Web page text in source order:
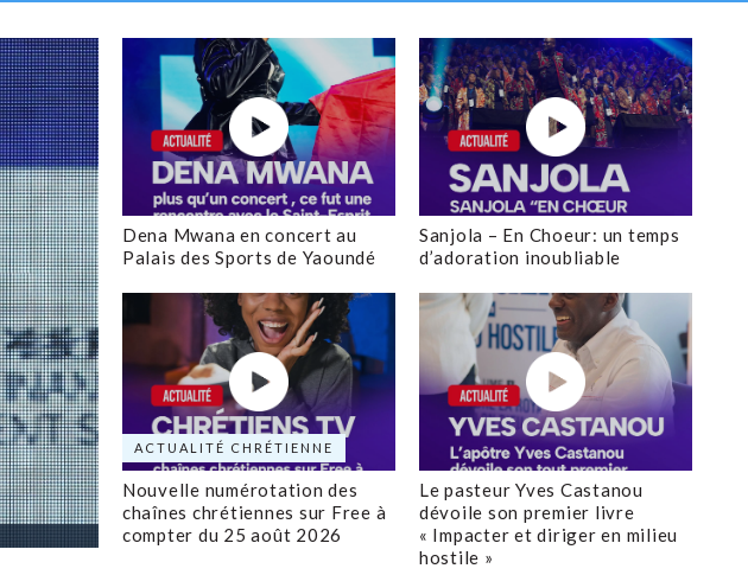
Dena Mwana en concert au
Palais des Sports de Yaoundé
Sanjola – En Choeur: un temps
d’adoration inoubliable
ACTUALITÉ CHRÉTIENNE
Nouvelle numérotation des
chaînes chrétiennes sur Free à
compter du 25 août 2026
Le pasteur Yves Castanou
dévoile son premier livre
« Impacter et diriger en milieu
hostile »